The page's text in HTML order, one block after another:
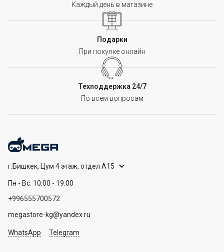
Каждый день в магазине
Подарки
При покупке онлайн
Техподдержка 24/7
По всем вопросам
г.Бишкек, Цум 4 этаж, отдел А15
Пн - Вс: 10:00 - 19:00
+996555700572
megastore-kg@yandex.ru
WhatsApp Telegram